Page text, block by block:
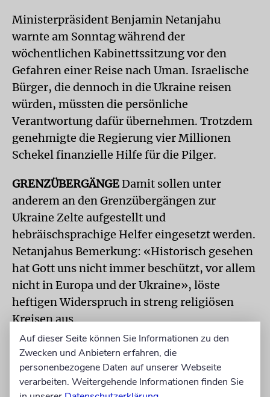
Ministerpräsident Benjamin Netanjahu
warnte am Sonntag während der
wöchentlichen Kabinettssitzung vor den
Gefahren einer Reise nach Uman. Israelische
Bürger, die dennoch in die Ukraine reisen
würden, müssten die persönliche
Verantwortung dafür übernehmen. Trotzdem
genehmigte die Regierung vier Millionen
Schekel finanzielle Hilfe für die Pilger.
GRENZÜBERGÄNGEDamit sollen unter
anderem an den Grenzübergängen zur
Ukraine Zelte aufgestellt und
hebräischsprachige Helfer eingesetzt werden.
Netanjahus Bemerkung: «Historisch gesehen
hat Gott uns nicht immer beschützt, vor allem
nicht in Europa und der Ukraine», löste
heftigen Widerspruch in streng religiösen
Kreisen aus.
Warnende Worte aus Kiew und Jerusalem.
Aber auch sie werden viele Pilger wohl nicht
davon abhalten, irgendwie von Israel nach
Auf dieser Seite können Sie Informationen zu den
Zwecken und Anbietern erfahren, die
personenbezogene Daten auf unserer Webseite
verarbeiten. Weitergehende Informationen finden Sie